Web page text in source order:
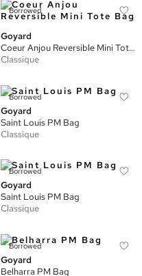
Borrowed
Goyard
Coeur Anjou Reversible Mini Tote Bag
Classique
Borrowed
Goyard
Saint Louis PM Bag
Classique
Borrowed
Goyard
Saint Louis PM Bag
Classique
Borrowed
Goyard
Belharra PM Bag